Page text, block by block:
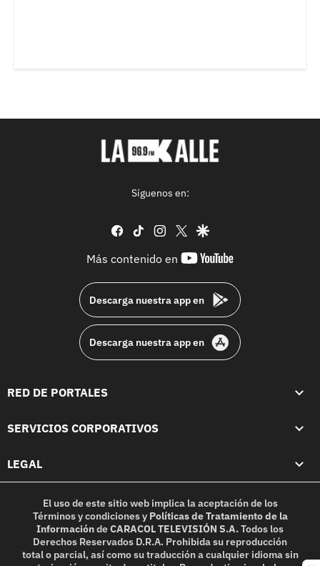
Síguenos en:
facebook
tiktok instagram
twittergoogle
Más contenido en
youtube-
Descarga nuestra app en
Descarga nuestra app en
RED DE PORTALES
SERVICIOS CORPORATIVOS
LEGAL
El uso de este sitio web implica la aceptación de los
Términos y condicionesy Políticas de Tratamiento de la
InformacióndeCARACOL TELEVISIÓN S.A.Todos los
Derechos Reservados D.R.A. Prohibida su reproducción
total o parcial, así como su traducción a cualquier idioma sin